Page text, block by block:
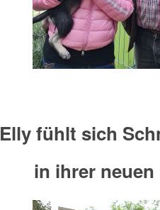
Elly fühlt sich
in ihrer neuen